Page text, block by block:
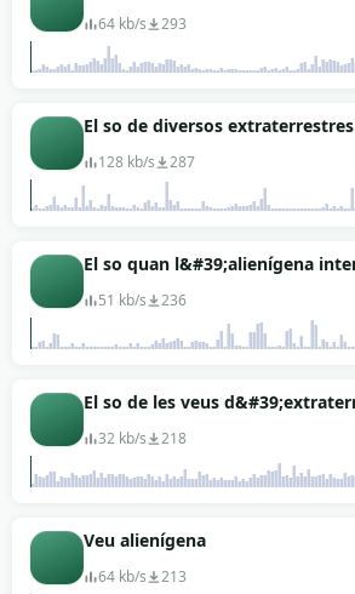
64 kb/s 293
El so de diversos
128 kb/s 287
El so quan l&#39;alienígena
51 kb/s 236
El so de les veus
32 kb/s 218
Veu alienígena
64 kb/s 213